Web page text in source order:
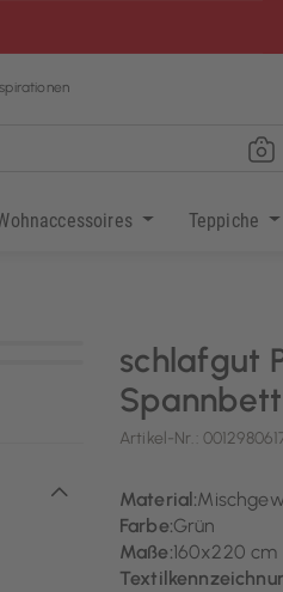
Teppiche
schlafgut
Artikel-Nr.:
Material:
Farbe:Grün
Maße:160x220 cm